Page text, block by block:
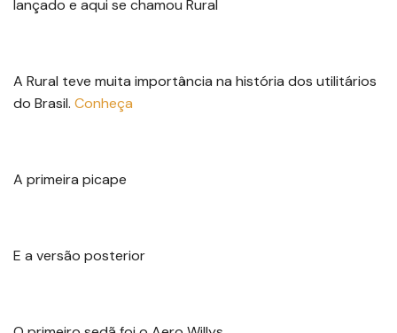
lançado e aqui se chamou Rural
A Rural teve muita importância na história dos utilitários
do Brasil. Conheça
A primeira picape
E a versão posterior